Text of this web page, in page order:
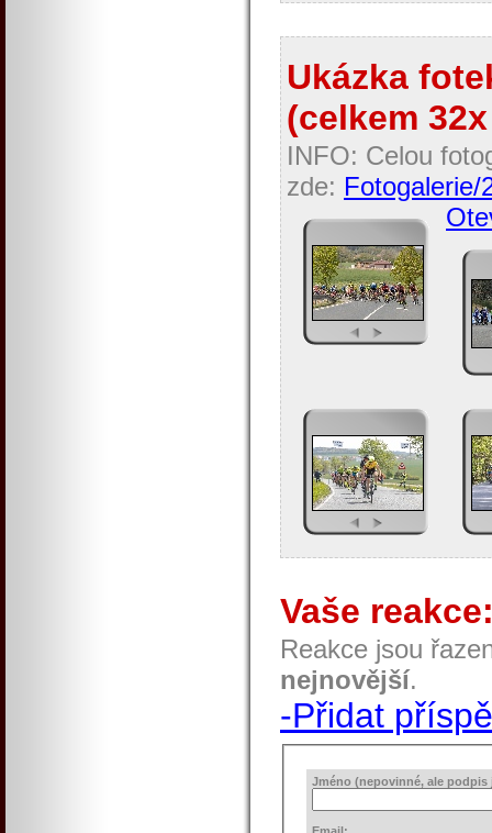
Ukázka
(celkem
INFO: Celou
zde: Fotogalerie/
Vaše
Reakce jsou
nejnovější.
-Přidat
Jméno (nepovinné, ale podpis